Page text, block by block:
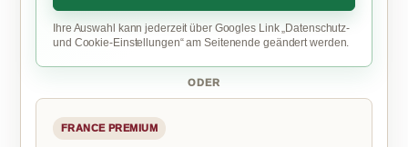
Ihre Auswahl kann jederzeit über Googles Link „Datenschutz-
und Cookie-Einstellungen“ am Seitenende geändert werden.
ODER
FRANCE PREMIUM